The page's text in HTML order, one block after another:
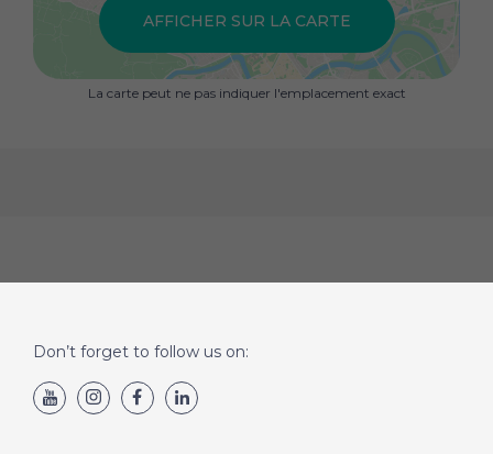
AFFICHER SUR LA CARTE
La carte peut ne pas indiquer l'emplacement exact
Don’t forget to follow us on: